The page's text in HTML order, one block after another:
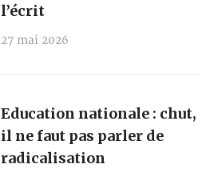
l’écrit
27 mai 2026
Education nationale : chut,
il ne faut pas parler de
radicalisation